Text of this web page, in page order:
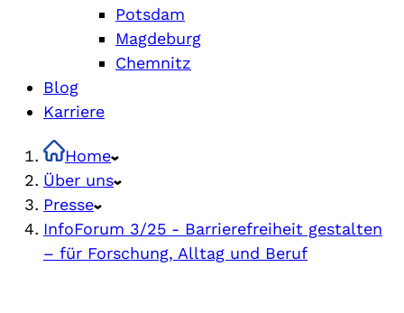
Potsdam
Magdeburg
Chemnitz
Blog
Karriere
Home
Über uns
Presse
InfoForum 3/25 - Barrierefreiheit gestalten
– für Forschung, Alltag und Beruf